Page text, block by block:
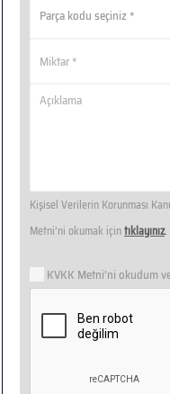
Kişisel Verilerin Korunması
Metni’ni okumak içintıklayınız.
KVKK Metni’ni okudum